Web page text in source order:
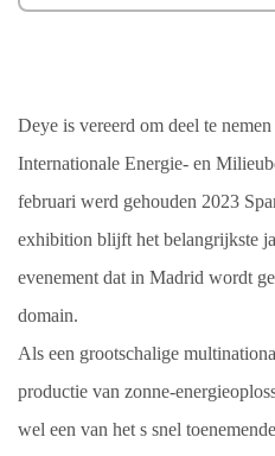
Deye is vereerd om deel te
Internationale Energie- en
februari werd gehouden 2023
exhibition blijft het belangrijkste
evenement dat in Madrid wordt
domain.
Als een grootschalige
productie van zonne-
wel een van het s snel